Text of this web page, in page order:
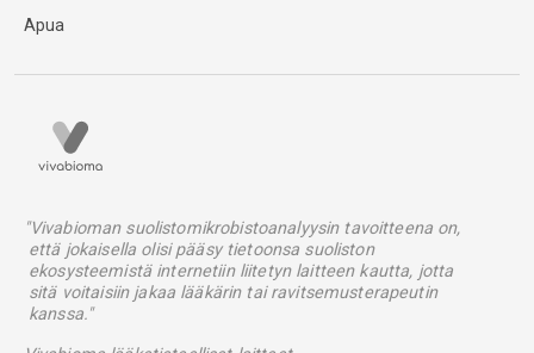
Apua
"Vivabioman suolistomikrobistoanalyysin tavoitteena on,
että jokaisella olisi pääsy tietoonsa suoliston
ekosysteemistä internetiin liitetyn laitteen kautta, jotta
sitä voitaisiin jakaa lääkärin tai ravitsemusterapeutin
kanssa."